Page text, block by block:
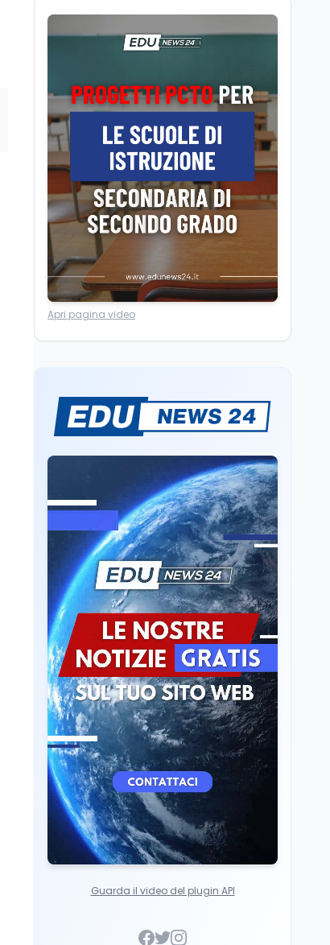
Posizioni economiche
4.150 euro
Cultura6 ago
Spesa culturale in
Lombardia da record,
ma la voragine Nord-
Cultura6 ago
Francesco Guccini si è
spento a Pàvana: addio
Ricerca6 ago
Un secolo di Warburg: il
che accende la glicolisi
Il rivelatore che 'vede' i
reattori spenti
attraverso 400 metri di
Scuola6 ago
Posizioni economiche
ATA: la matematica
degli arretrati fino a
4.150 euro
Cultura6 ago
Spesa culturale in
Lombardia da record,
ma la voragine Nord-
Sud triplica
Cultura 6 ago
Francesco Guccini si è
spento a Pàvana: addio
al Maestrone
Apri pagina video
Guarda il video del plugin API